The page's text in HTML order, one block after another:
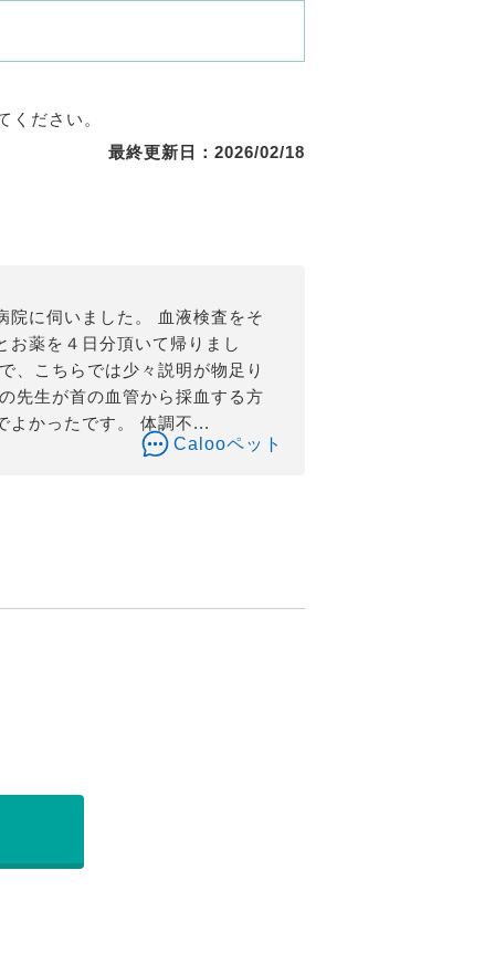
ださい。
最終更新日：2026/02/18
院に伺いました。 血液検査をそ
お薬を４日分頂いて帰りまし
、こちらでは少々説明が物足り
先生が首の血管から採血する方
よかったです。 体調不...
Calooペット